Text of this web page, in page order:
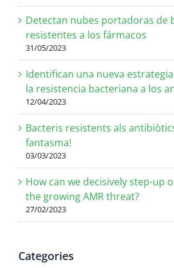
Detectan nubes portadoras de
resistentes a los fármacos
31/05/2023
Identifican una nueva
la resistencia bacteriana a los
12/04/2023
Bacteris resistents als
fantasma!
03/03/2023
How can we decisively step-up
the growing AMR threat?
27/02/2023
Categories